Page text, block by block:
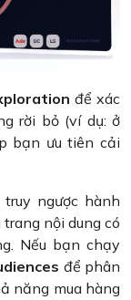
để xác
rời bỏ (ví dụ: ở
bạn ưu tiên cải
truy ngược hành
nội dung có
Nếu bạn chạy
để phân
năng mua hàng